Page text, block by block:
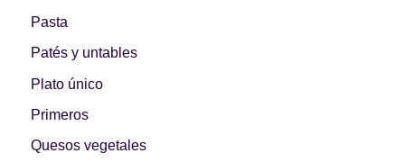
Las Hamburguesas
Pasta
Patés y untables
Plato único
Primeros
Quesos vegetales